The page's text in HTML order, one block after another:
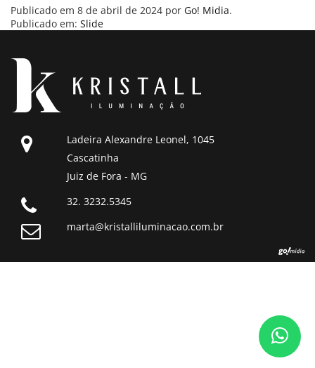
Publicado em 8 de abril de 2024 por Go! Midia.
Publicado em: Slide
Ladeira Alexandre Leonel, 1045
Cascatinha
Juiz de Fora - MG
32. 3232.5345
marta@kristalliluminacao.com.br